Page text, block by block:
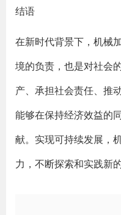
结语
在新时代背景下，机械
境的负责，也是对社会
产、承担社会责任、推
能够在保持经济效益的
献。实现可持续发展，
力，不断探索和实践新